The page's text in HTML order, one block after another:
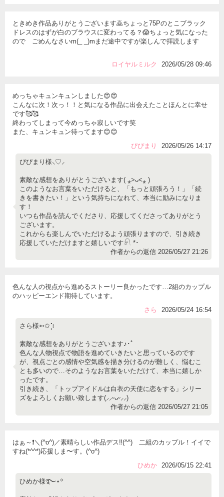
ときめき作品ありがとうございます🙇ちょっと75Pのとこブラック
ドレスのはずが白のブラウスに変わってる？😱ちょっと気になった
ので ごめんなさいm(_ _)mまだ途中ですが楽しんで拝読します
ロイヤルミルク 2026/05/28 09:46
めっちゃキュンキュンしました😍😍
こんなに次！次っ！！と気になる作品に出会えたことほんとに幸せ
です🥰🥰
終わってしまって今めっちゃ寂しいです笑
また、キュンキュン待ってます😊😊
ぴぴまり
2026/05/26 14:17
ぴぴまり様⸜♡⸝
素敵な感想をありがとうございます( ⁎˃ᴗ˂⁎ )
このようなお言葉をいただけると、「もっと頑張ろう！」「続
きを書きたい！」という気持ちになれて、本当に励みになりま
す！
いつも作品を読んでくださり、応援してくださってありがとう
ございます。
これからも楽しんでいただけるよう頑張りますので、引き続き
応援していただけますと嬉しいです𓍯 *･
作者からの返信 2026/05/27 21:26
色んな人の視点から進めるストーリー良かったです…2組のカップル
のハッピーエンド期待しています。
さら
2026/05/24 16:54
さら様➳✩⡱
素敵な感想をありがとうございます♪･ﾟ
色んな人物視点で物語を進めていきたいと思っているのです
が、視点ごとの感情や空気感を描き分けるのが難しく、悩むこ
とも多いので…そのようなお言葉をいただけて、本当に嬉しか
ったです。
引き続き、「トップアイドルは白衣の天使に恋をする」シリー
ズをよろしくお願い致します(⸝⸝ᵕᴗᵕ⸝⸝)
作者からの返信 2026/05/27 21:05
はぁ～❗️＼(^o^)／素晴らしい作品デス‼️(^^) 二組のカップル！イイで
すね(*^^*)応援しま〜す。(^o^)
ひめか
2026/05/15 22:41
ひめか様࿐⋆꙳